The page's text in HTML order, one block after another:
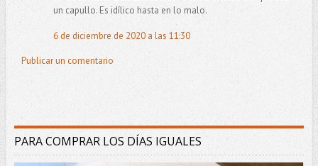
un capullo. Es idílico hasta en lo malo.
6 de diciembre de 2020 a las 11:30
Publicar un comentario
PARA COMPRAR LOS DÍAS IGUALES